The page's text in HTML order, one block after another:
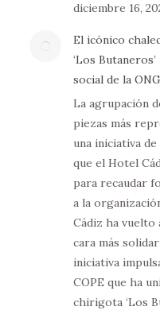
diciembre 16,
El icónico
‘Los
social de la
La agrupación
piezas más
una iniciativa de
que el Hotel
para recaudar
a la
Cádiz ha vuelto
cara más
iniciativa
COPE que ha
chirigota ‘Los